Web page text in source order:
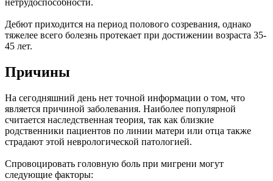
нетрудоспособности.
Дебют приходится на период полового созревания, однако
тяжелее всего болезнь протекает при достижении возраста 35-
45 лет.
Причины
На сегодняшний день нет точной информации о том, что
является причиной заболевания. Наиболее популярной
считается наследственная теория, так как близкие
родственники пациентов по линии матери или отца также
страдают этой неврологической патологией.
Спровоцировать головную боль при мигрени могут
следующие факторы: